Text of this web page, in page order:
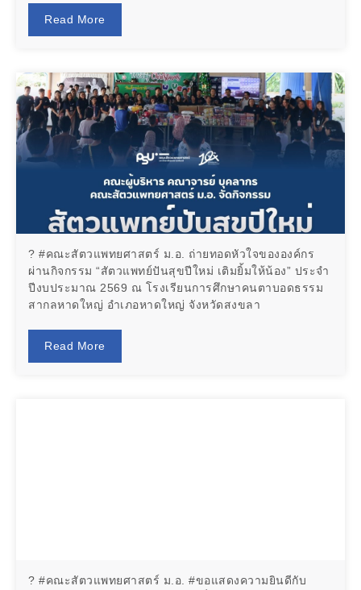
Read More
? #คณะสัตวแพทยศาสตร์ ม.อ. ถ่ายทอดหัวใจขององค์กร
ผ่านกิจกรรม “สัตวแพทย์ปันสุขปีใหม่ เติมยิ้มให้น้อง” ประจำ
ปีงบประมาณ 2569 ณ โรงเรียนการศึกษาคนตาบอดธรรม
สากลหาดใหญ่ อำเภอหาดใหญ่ จังหวัดสงขลา
Read More
? #คณะสัตวแพทยศาสตร์ ม.อ. #ขอแสดงความยินดีกับ